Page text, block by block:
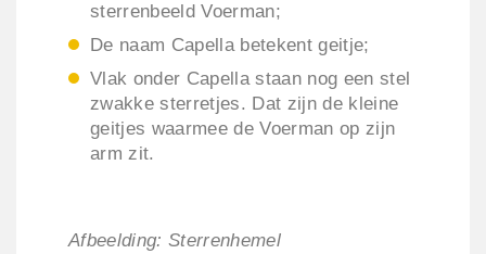
sterrenbeeld Voerman;
De naam Capella betekent geitje;
Vlak onder Capella staan nog een stel
zwakke sterretjes. Dat zijn de kleine
geitjes waarmee de Voerman op zijn
arm zit.
Afbeelding: Sterrenhemel